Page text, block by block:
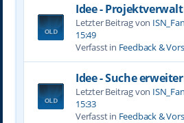
Idee -
Letzter Beitrag von ISN_Fan
15:49
Verfasst in Feedback &
Idee - Suche
Letzter Beitrag von ISN_Fan
15:33
Verfasst in Feedback &